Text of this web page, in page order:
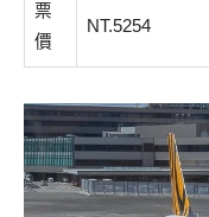
票
價
NT.5254